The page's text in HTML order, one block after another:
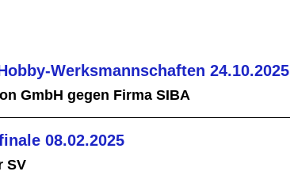
Werksmannschaften 24.10.2025
GmbH gegen Firma SIBA
08.02.2025
SV